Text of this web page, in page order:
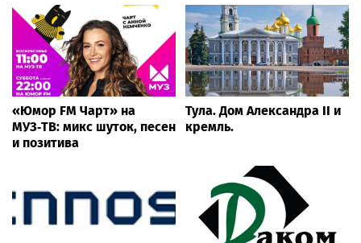
«Юмор FM Чарт» на
МУЗ‑ТВ: микс шуток, песен
и позитива
Тула. Дом Александра II и
кремль.